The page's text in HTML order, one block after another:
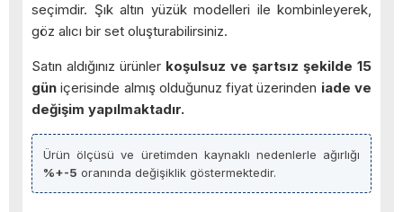
seçimdir. Şık altın yüzük modelleri ile kombinleyerek,
göz alıcı bir set oluşturabilirsiniz.
Satın aldığınız ürünler koşulsuz ve şartsız şekilde 15
gün içerisinde almış olduğunuz fiyat üzerinden iade ve
değişim yapılmaktadır.
Ürün ölçüsü ve üretimden kaynaklı nedenlerle ağırlığı
%+-5 oranında değişiklik göstermektedir.